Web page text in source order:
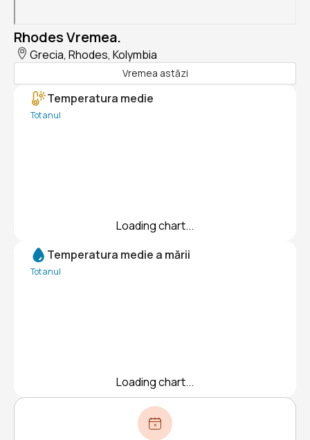
Rhodes Vremea.
Grecia, Rhodes, Kolymbia
Vremea astăzi
Temperatura medie
Tot anul
Loading chart...
Temperatura medie a mării
Tot anul
Loading chart...